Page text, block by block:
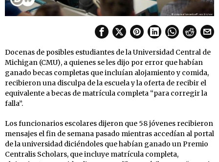
Docenas de posibles estudiantes de la Universidad Central de
Michigan (CMU), a quienes se les dijo por error que habían
ganado becas completas que incluían alojamiento y comida,
recibieron una disculpa de la escuela y la oferta de recibir el
equivalente a becas de matrícula completa “para corregir la
falla”.
Los funcionarios escolares dijeron que 58 jóvenes recibieron
mensajes el fin de semana pasado mientras accedían al portal
de la universidad diciéndoles que habían ganado un Premio
Centralis Scholars, que incluye matrícula completa,